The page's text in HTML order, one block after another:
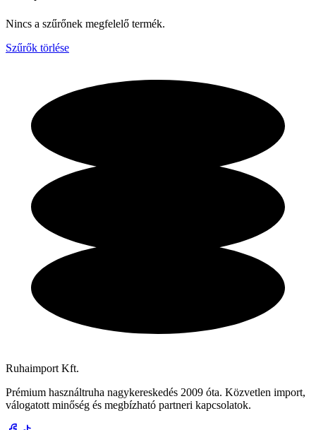
Nincs a szűrőnek megfelelő termék.
Szűrők törlése
Ruhaimport Kft.
Prémium használtruha nagykereskedés 2009 óta. Közvetlen import,
válogatott minőség és megbízható partneri kapcsolatok.